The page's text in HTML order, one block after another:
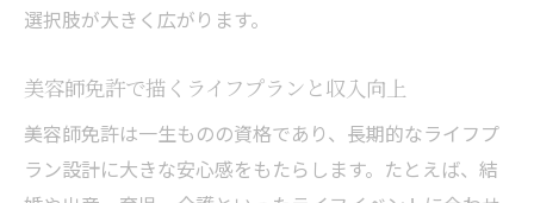
選択肢が大きく広がります。
美容師免許で描くライフプランと収入向上
美容師免許は一生ものの資格であり、長期的なライフプ
ラン設計に大きな安心感をもたらします。たとえば、結